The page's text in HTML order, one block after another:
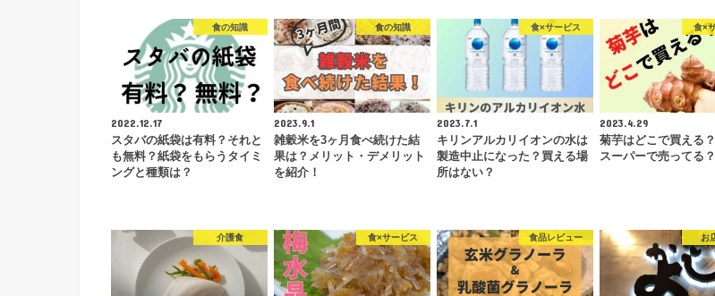
食の知識
2022.12.17
スタバの紙袋は有料？それと
も無料？紙袋をもらうタイミ
ングと種類は？
食の知識
2023.9.1
雑穀米を3ヶ月食べ続けた結
果は？メリット・デメリット
を紹介！
食×サービス
2023.7.1
キリンアルカリイオンの水は
製造中止になった？買える場
所はない？
食×
2023.4.29
菊芋はどこで買える
スーパーで売ってる？
介護食 食×サービス 食品レビュー お